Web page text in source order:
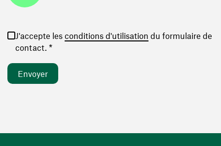
J'accepte les conditions d'utilisation (ouvre une
du formulaire de
contact. *